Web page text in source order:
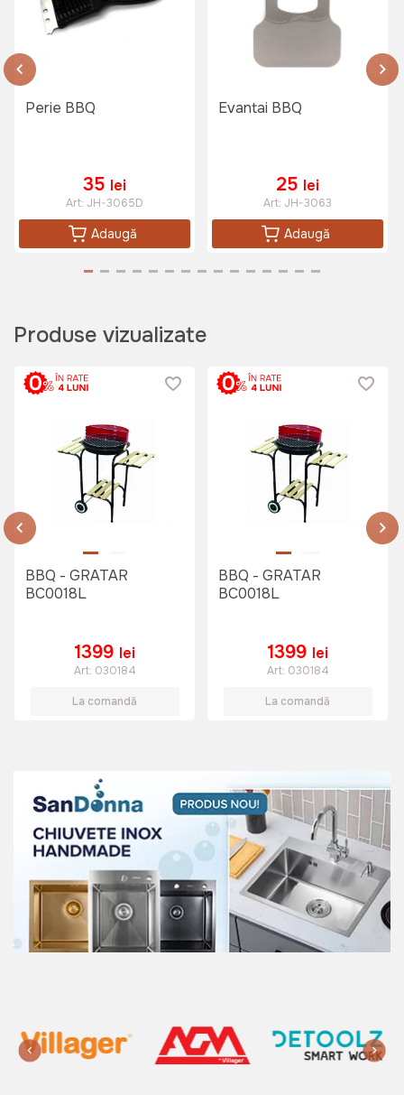
Perie BBQ
35 lei
Art: JH-3065D
Adaugă
Evantai BBQ
25 lei
Art: JH-3063
Adaugă
Produse vizualizate
BBQ - GRATAR
BC0018L
1399 lei
Art: 030184
La comandă
BBQ - GRATAR
BC0018L
1399 lei
Art: 030184
La comandă